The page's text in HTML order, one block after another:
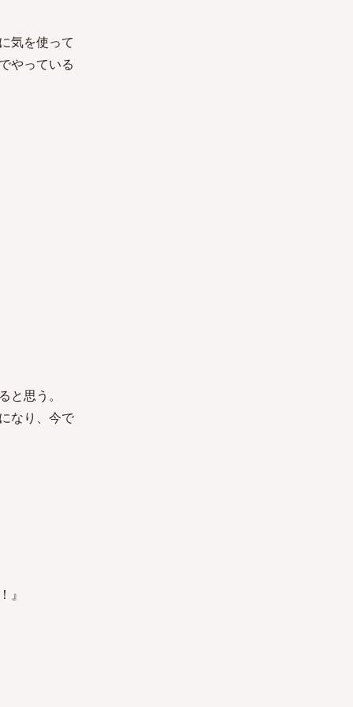
気を使って
やっている
思う。
なり、今で
』